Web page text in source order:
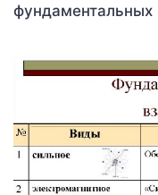
фундаментальных